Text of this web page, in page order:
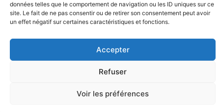
données telles que le comportement de navigation ou les ID uniques sur ce
site. Le fait de ne pas consentir ou de retirer son consentement peut avoir
un effet négatif sur certaines caractéristiques et fonctions.
Accepter
Refuser
Voir les préférences
Tel: 0455 14 53 30
Numéro FASE : 11020
© 2026 Pôle Hedera, tous droits